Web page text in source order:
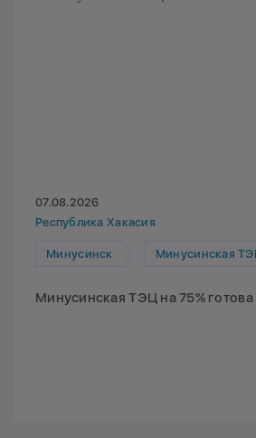
07.08.2026
Республика Хакасия
Минусинск Минусинская
Минусинская ТЭЦ на 75% готова